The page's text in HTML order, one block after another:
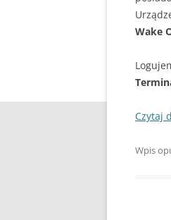
Wake
Czytaj
Wpis